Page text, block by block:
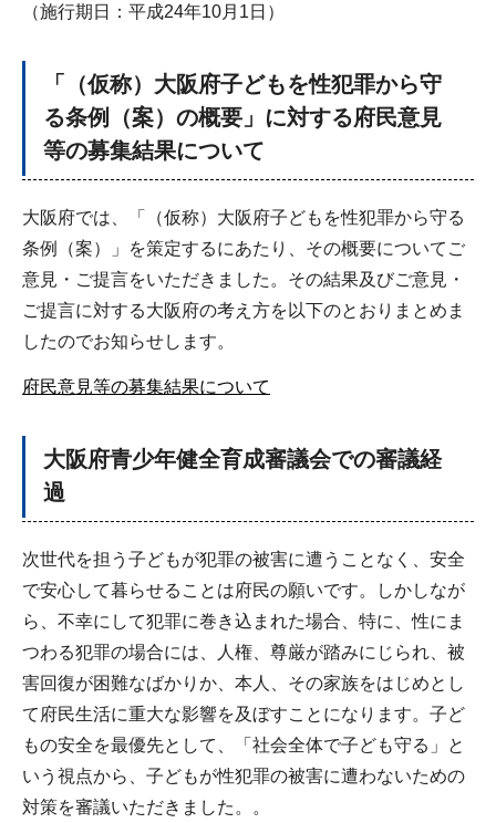
（施行期日：平成24年10月1日）
「（仮称）大阪府子どもを性犯罪から守
る条例（案）の概要」に対する府民意見
等の募集結果について
大阪府では、「（仮称）大阪府子どもを性犯罪から守る
条例（案）」を策定するにあたり、その概要についてご
意見・ご提言をいただきました。その結果及びご意見・
ご提言に対する大阪府の考え方を以下のとおりまとめま
したのでお知らせします。
府民意見等の募集結果について
大阪府青少年健全育成審議会での審議経
過
次世代を担う子どもが犯罪の被害に遭うことなく、安全
で安心して暮らせることは府民の願いです。しかしなが
ら、不幸にして犯罪に巻き込まれた場合、特に、性にま
つわる犯罪の場合には、人権、尊厳が踏みにじられ、被
害回復が困難なばかりか、本人、その家族をはじめとし
て府民生活に重大な影響を及ぼすことになります。子ど
もの安全を最優先として、「社会全体で子ども守る」と
いう視点から、子どもが性犯罪の被害に遭わないための
対策を審議いただきました。。